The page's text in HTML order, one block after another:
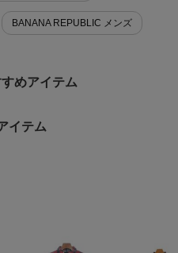
BANANA REPUBLIC メンズ
めアイテム
イテム